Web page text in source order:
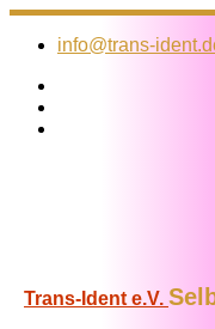
Zum
Inhalt
info@trans-
Trans-Ident e.V.